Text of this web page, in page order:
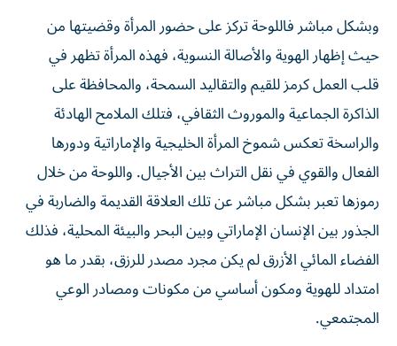
وبشكل مباشر فاللوحة تركز على حضور المرأة وقضيتها من
حيث إظهار الهوية والأصالة النسوية، فهذه المرأة تظهر في
قلب العمل كرمز للقيم والتقاليد السمحة، والمحافظة على
الذاكرة الجماعية والموروث الثقافي، فتلك الملامح الهادئة
والراسخة تعكس شموخ المرأة الخليجية والإماراتية ودورها
الفعال والقوي في نقل التراث بين الأجيال. واللوحة من خلال
رموزها تعبر بشكل مباشر عن تلك العلاقة القديمة والضاربة في
الجذور بين الإنسان الإماراتي وبين البحر والبيئة المحلية، فذلك
الفضاء المائي الأزرق لم يكن مجرد مصدر للرزق، بقدر ما هو
امتداد للهوية ومكون أساسي من مكونات ومصادر الوعي
المجتمعي.